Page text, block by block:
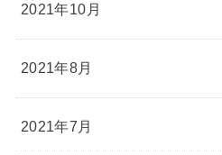
2021年10月
2021年8月
2021年7月